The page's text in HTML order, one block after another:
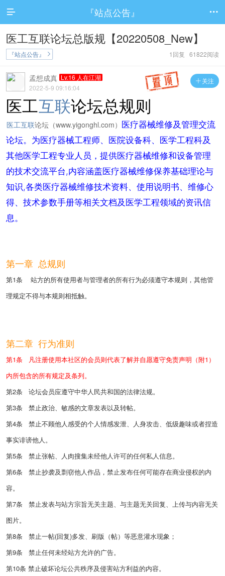
 『站点公告』 
医工互联论坛总版规【20220508_New】
1回复 61822阅读
『站点公告』 
 关注
孟想成真 Lv.16 人在江湖
2022-5-9 09:16:04
医工互联论坛总规则
医工互联论坛（www.yigonghl.com） 医疗器械维修及管理交流
论坛。为医疗器械工程师、医院设备科、医学工程科及
其他医学工程专业人员，提供医疗器械维修和设备管理
的技术交流平台,内容涵盖医疗器械维修保养基础理论与
知识,各类医疗器械维修技术资料、使用说明书、维修心
得、技术参数手册等相关文档及医学工程领域的资讯信
息。
第一章 总规则
第1条 站方的所有使用者与管理者的所有行为必须遵守本规则，其他管
理规定不得与本规则相抵触。
第二章 行为准则
第1条 凡注册使用本社区的会员则代表了解并自愿遵守免责声明（附1）
内所包含的所有规定及条列。
第2条 论坛会员应遵守中华人民共和国的法律法规。
第3条 禁止政治、敏感的文章发表以及转帖。
第4条 禁止不顾他人感受的个人情感发泄、人身攻击、低级趣味或者捏造
事实诽谤他人。
第5条 禁止张帖、人肉搜集未经他人许可的任何私人信息。
第6条 禁止抄袭及剽窃他人作品，禁止发布任何可能存在商业侵权的内
容。
第7条 禁止发表与站方宗旨无关主题、与主题无关回复、上传与内容无关
图片。
第8条 禁止一帖(回复)多发、刷版（帖）等恶意灌水现象；
第9条 禁止任何未经站方允许的广告。
第10条 禁止破坏论坛公共秩序及侵害站方利益的内容。